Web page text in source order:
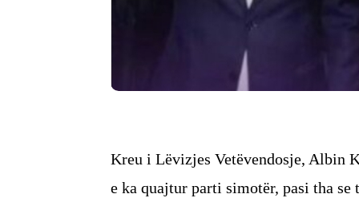
Kreu i Lëvizjes Vetëvendosje, Albin
e ka quajtur parti simotër, pasi tha